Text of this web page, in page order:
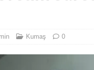
Kumaş 0